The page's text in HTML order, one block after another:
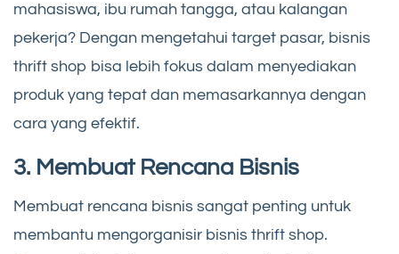
mahasiswa, ibu rumah tangga, atau kalangan
pekerja? Dengan mengetahui target pasar, bisnis
thrift shop bisa lebih fokus dalam menyediakan
produk yang tepat dan memasarkannya dengan
cara yang efektif.
3. Membuat Rencana Bisnis
Membuat rencana bisnis sangat penting untuk
membantu mengorganisir bisnis thrift shop.